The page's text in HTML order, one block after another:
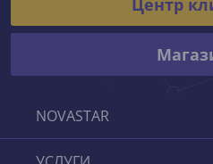
NOVASTAR